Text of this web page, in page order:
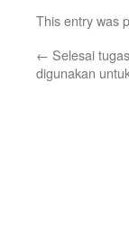
This entry was
← Selesai
digunakan